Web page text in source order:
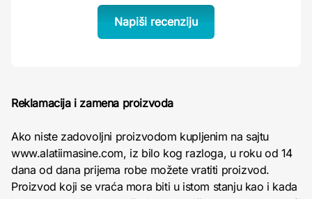
Napiši recenziju
Reklamacija i zamena proizvoda
Ako niste zadovoljni proizvodom kupljenim na sajtu
www.alatiimasine.com, iz bilo kog razloga, u roku od 14
dana od dana prijema robe možete vratiti proizvod.
Proizvod koji se vraća mora biti u istom stanju kao i kada